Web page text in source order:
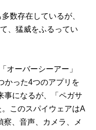
数存在しているが、
、猛威をふるってい
オーバーシーアー」
かった4つのアプリを
事になるが、「ペガサ
このスパイウェアはA
、音声、カメラ、メ